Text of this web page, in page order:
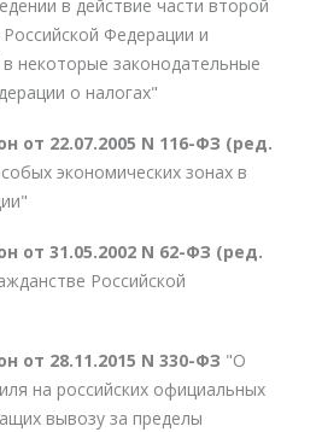
в действие части второй
Федерации и
некоторые законодательные
о налогах"
от 22.07.2005 N 116-ФЗ (ред.
экономических зонах в
от 31.05.2002 N 62-ФЗ (ред.
Российской
от 28.11.2015 N 330-ФЗ "О
на российских официальных
вывозу за пределы